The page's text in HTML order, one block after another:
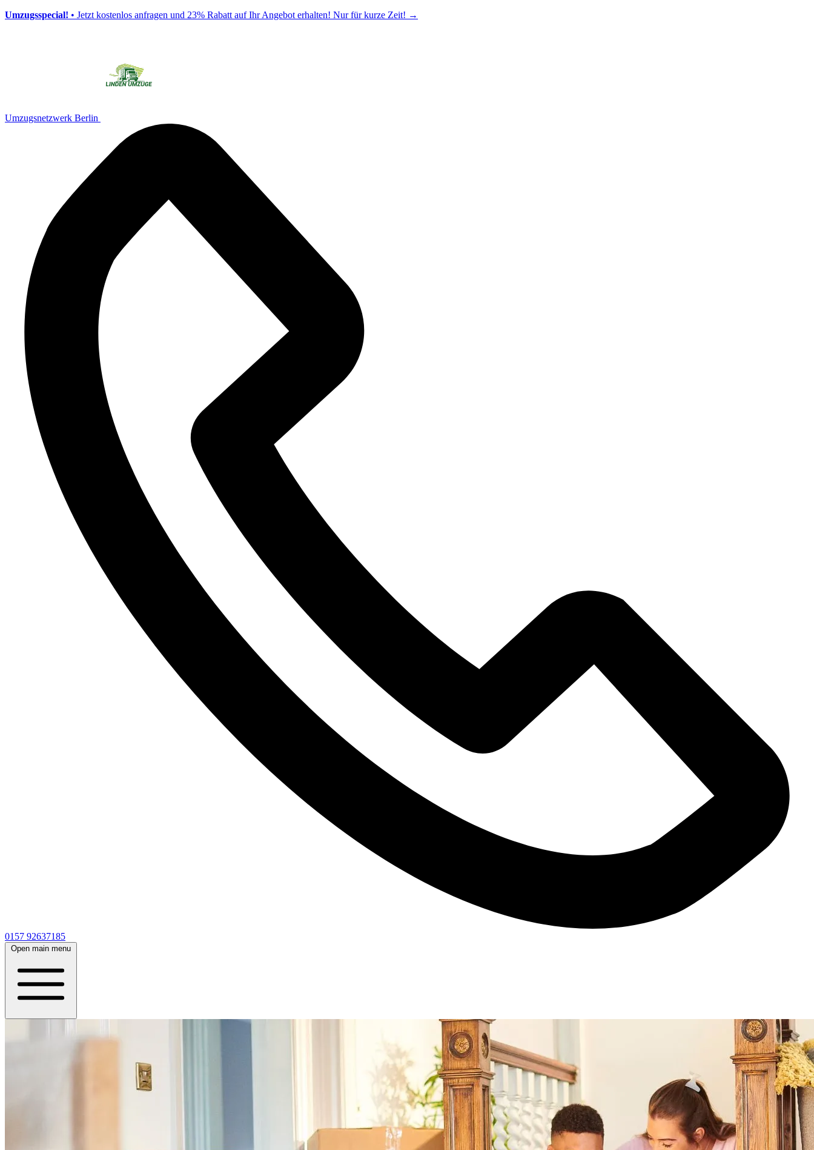
Umzugsspecial! • Jetzt kostenlos anfragen und 23% Rabatt auf Ihr Angebot erhalten! Nur für kurze Zeit! →
Umzugsnetzwerk Berlin
0157 92637185
Open main menu